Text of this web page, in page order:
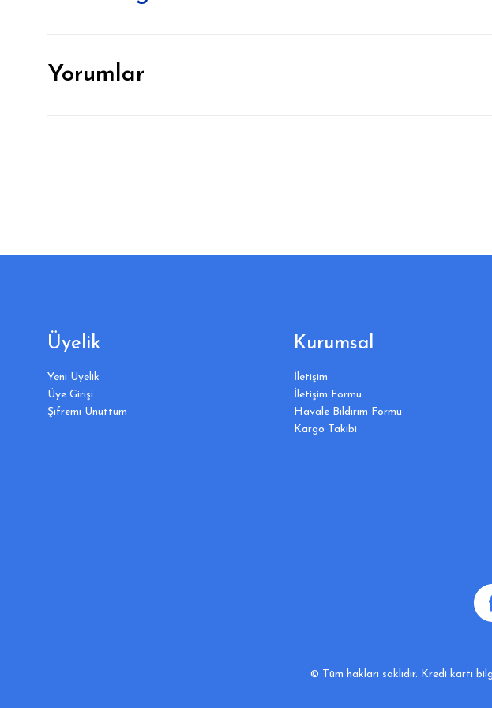
Yorumlar
Üyelik
Yeni Üyelik
Üye Girişi
Şifremi Unuttum
Kurumsal
İletişim
İletişim Formu
Havale Bildirim Formu
Kargo Takibi
© Tüm hakları saklıdır. Kredi kartı